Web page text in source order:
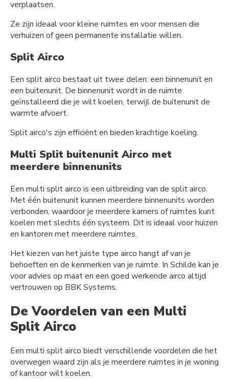
verplaatsen.
Ze zijn ideaal voor kleine ruimtes en voor mensen die
verhuizen of geen permanente installatie willen.
Split Airco
Een split airco bestaat uit twee delen: een binnenunit en
een buitenunit. De binnenunit wordt in de ruimte
geïnstalleerd die je wilt koelen, terwijl de buitenunit de
warmte afvoert.
Split airco's zijn efficiënt en bieden krachtige koeling.
Multi Split buitenunit Airco met
meerdere binnenunits
Een multi split airco is een uitbreiding van de split airco.
Met één buitenunit kunnen meerdere binnenunits worden
verbonden, waardoor je meerdere kamers of ruimtes kunt
koelen met slechts één systeem. Dit is ideaal voor huizen
en kantoren met meerdere ruimtes.
Het kiezen van het juiste type airco hangt af van je
behoeften en de kenmerken van je ruimte. In Schilde kan je
voor advies op maat en een goed werkende airco altijd
vertrouwen op BBK Systems.
De Voordelen van een Multi
Split Airco
Een multi split airco biedt verschillende voordelen die het
overwegen waard zijn als je meerdere ruimtes in je woning
of kantoor wilt koelen.